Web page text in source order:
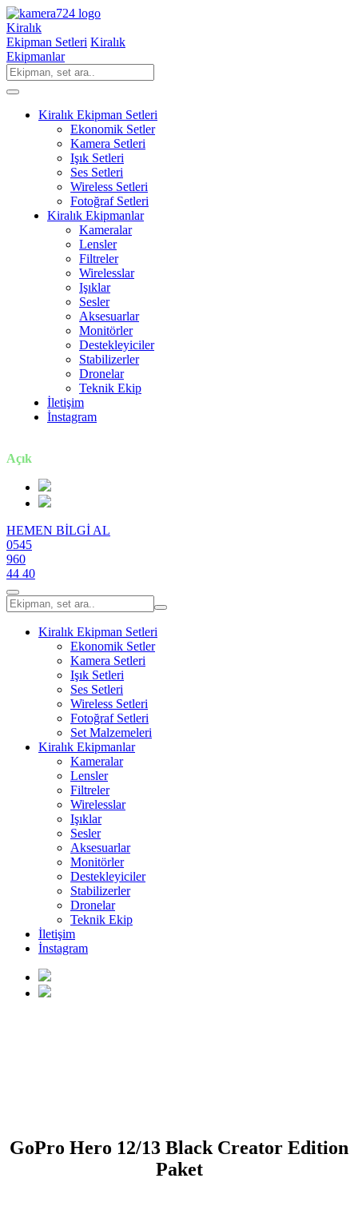
Kiralık
Ekipman Setleri Kiralık
Ekipmanlar
Kiralık Ekipman Setleri
Ekonomik Setler
Kamera Setleri
Işık Setleri
Ses Setleri
Wireless Setleri
Fotoğraf Setleri
Kiralık Ekipmanlar
Kameralar
Lensler
Filtreler
Wirelesslar
Işıklar
Sesler
Aksesuarlar
Monitörler
Destekleyiciler
Stabilizerler
Dronelar
Teknik Ekip
İletişim
İnstagram
Açık
HEMEN BİLGİ AL
0545
960
44 40
Kiralık Ekipman Setleri
Ekonomik Setler
Kamera Setleri
Işık Setleri
Ses Setleri
Wireless Setleri
Fotoğraf Setleri
Set Malzemeleri
Kiralık Ekipmanlar
Kameralar
Lensler
Filtreler
Wirelesslar
Işıklar
Sesler
Aksesuarlar
Monitörler
Destekleyiciler
Stabilizerler
Dronelar
Teknik Ekip
İletişim
İnstagram
GoPro Hero 12/13 Black Creator Edition
Paket